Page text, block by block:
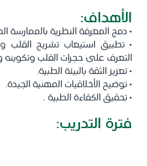
الأهداف:
• دمج المعرفة النظرية بالممارسة
• تطبيق استيعاب تشريح القلب
التعرف على حجرات القلب وتكوينه
• تعزيز الثقة بالبيئة الطبية.
• توضيح الأخلاقيات المهنية الجيدة.
• تحقيق الكفاءة الطبية .
فترة التدريب: